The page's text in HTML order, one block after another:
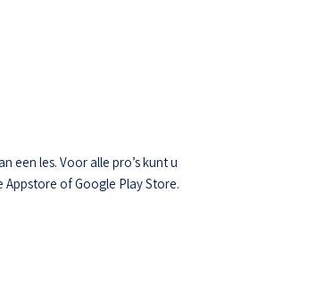
een les. Voor alle pro’s kunt u
of Google Play Store.